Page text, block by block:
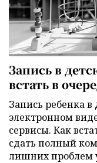
Запись в
встать в
Запись ребенка в
электронном
сервисы. Как
сдать полный
лишних проблем